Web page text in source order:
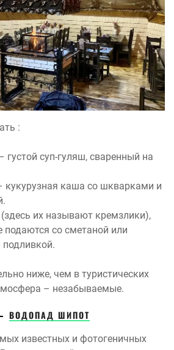
:
густой суп-гуляш, сваренный на
кукурузная каша со шкварками и
их называют кремзлики),
подаются со сметаной или
подливкой.
ниже, чем в туристических
– незабываемые.
ВОДОПАД ШИПОТ
известных и фотогеничных